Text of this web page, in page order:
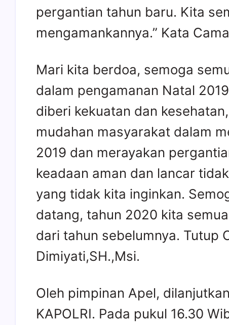
pergantian tahun baru. Kita
mengamankannya.” Kata
Mari kita berdoa, semoga
dalam pengamanan Natal
diberi kekuatan dan
mudahan masyarakat dalam
2019 dan merayakan
keadaan aman dan lancar
yang tidak kita inginkan.
datang, tahun 2020 kita
dari tahun sebelumnya. Tutup
Dimiyati,SH.,Msi.
Oleh pimpinan Apel,
KAPOLRI. Pada pukul 16.30